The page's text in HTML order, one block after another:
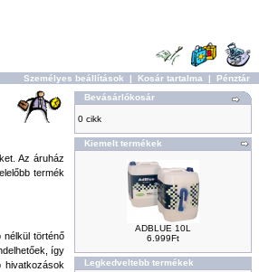
Személyes beállítások | Kosár tartalma | Pénztár
Az áruház
termék
nélkül történő
így
hivatkozások
Bevásárlókosár
0 cikk
Kiemelt termékek
ADBLUE 10L
6.999Ft
Legkedveltebb termékek